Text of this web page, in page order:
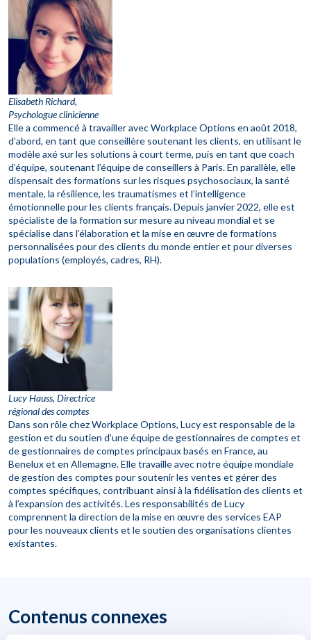
Elisabeth Richard,
Psychologue clinicienne
Elle a commencé à travailler avec Workplace Options en août 2018,
d’abord, en tant que conseillère soutenant les clients, en utilisant le
modèle axé sur les solutions à court terme, puis en tant que coach
d’équipe, soutenant l’équipe de conseillers à Paris. En parallèle, elle
dispensait des formations sur les risques psychosociaux, la santé
mentale, la résilience, les traumatismes et l’intelligence
émotionnelle pour les clients français. Depuis janvier 2022, elle est
spécialiste de la formation sur mesure au niveau mondial et se
spécialise dans l’élaboration et la mise en œuvre de formations
personnalisées pour des clients du monde entier et pour diverses
populations (employés, cadres, RH).
Lucy Hauss, Directrice
régional des comptes
Dans son rôle chez Workplace Options, Lucy est responsable de la
gestion et du soutien d’une équipe de gestionnaires de comptes et
de gestionnaires de comptes principaux basés en France, au
Benelux et en Allemagne. Elle travaille avec notre équipe mondiale
de gestion des comptes pour soutenir les ventes et gérer des
comptes spécifiques, contribuant ainsi à la fidélisation des clients et
à l’expansion des activités. Les responsabilités de Lucy
comprennent la direction de la mise en œuvre des services EAP
pour les nouveaux clients et le soutien des organisations clientes
existantes.
Contenus connexes